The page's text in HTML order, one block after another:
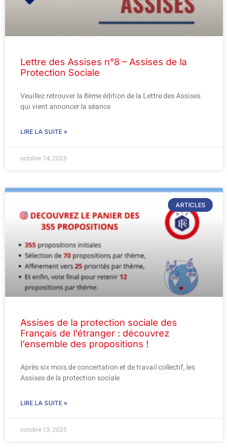
Lettre des Assises n°8 – Assises de la
Protection Sociale
Veuillez retrouver la 8ème édition de la Lettre des Assises
qui vient annoncer la séance
LIRE LA SUITE »
octobre 14, 2025
ARTICLES
Assises de la protection sociale des
Français de l’étranger : découvrez
l’ensemble des propositions !
Après six mois de concertation et de travail collectif, les
Assises de la protection sociale
LIRE LA SUITE »
octobre 13, 2025